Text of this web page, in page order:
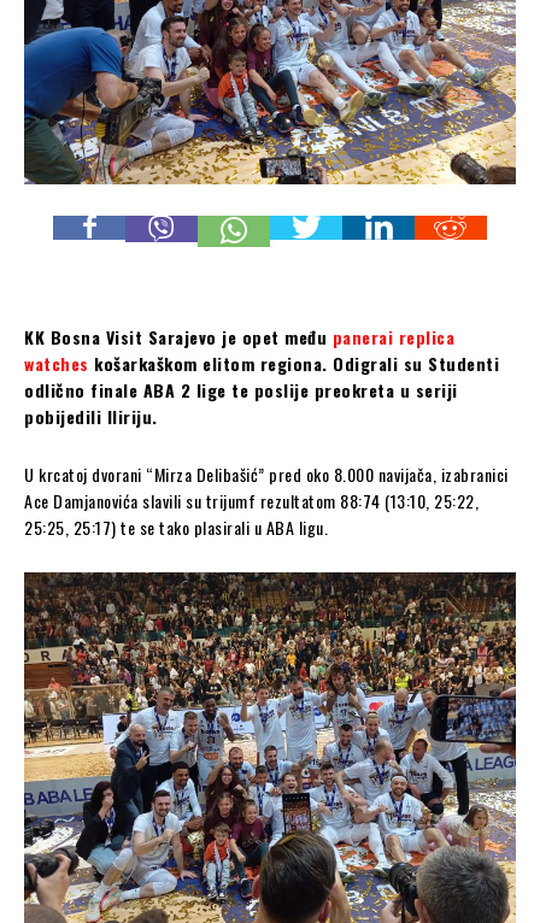
KK Bosna Visit Sarajevo je opet među panerai replica
watches košarkaškom elitom regiona. Odigrali su Studenti
odlično finale ABA 2 lige te poslije preokreta u seriji
pobijedili Iliriju.
U krcatoj dvorani “Mirza Delibašić” pred oko 8.000 navijača, izabranici
Ace Damjanovića slavili su trijumf rezultatom 88:74 (13:10, 25:22,
25:25, 25:17) te se tako plasirali u ABA ligu.